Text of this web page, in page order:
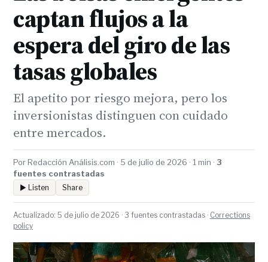
captan flujos a la
espera del giro de las
tasas globales
El apetito por riesgo mejora, pero los
inversionistas distinguen con cuidado
entre mercados.
Por Redacción Análisis.com · 5 de julio de 2026 · 1 min · 3
fuentes contrastadas
▶ Listen Share
Actualizado: 5 de julio de 2026 · 3 fuentes contrastadas · Corrections
policy